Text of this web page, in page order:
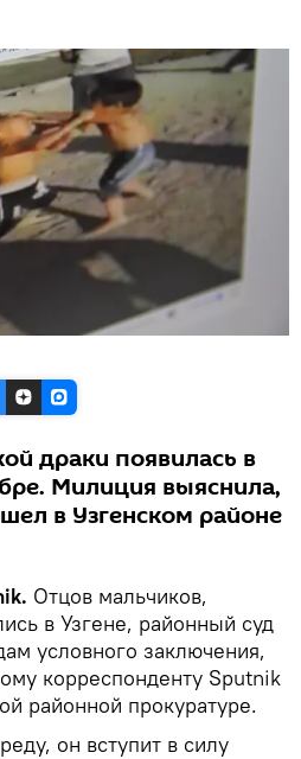
драки появилась в
Милиция выяснила,
в Узгенском районе
Отцов мальчиков,
в Узгене, районный суд
условного заключения,
корреспонденту Sputnik
районной прокуратуре.
он вступит в силу